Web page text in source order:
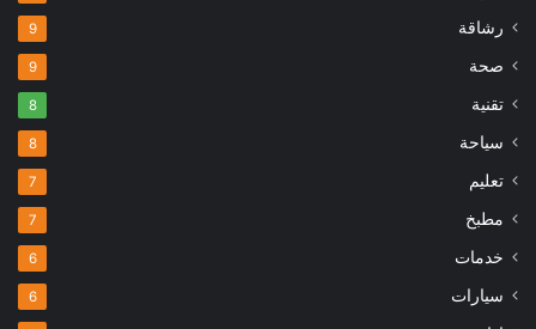
رشاقة 9
صحة 9
تقنية 8
سياحة 8
تعليم 7
مطبخ 7
خدمات 6
سيارات 6